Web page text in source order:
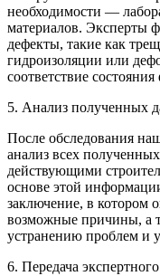
необходимости —
материалов. Эксперты
дефекты, такие как
гидроизоляции или
соответствие
5. Анализ полученных
После обследования
анализ всех
действующими
основе этой
заключение, в котором
возможные причины, а
устранению проблем и
6. Передача